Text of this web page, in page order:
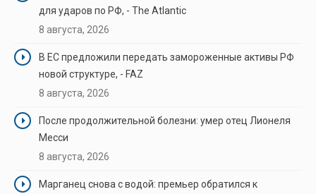
для ударов по РФ, - The Atlantic
8 августа, 2026
В ЕС предложили передать замороженные активы РФ
новой структуре, - FAZ
8 августа, 2026
После продолжительной болезни: умер отец Лионеля
Месси
8 августа, 2026
Марганец снова с водой: премьер обратился к